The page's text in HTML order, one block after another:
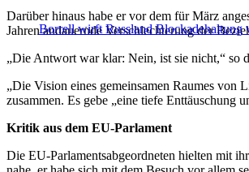
Borrell wirft Russland Blockadehaltung
Darüber hinaus habe er vor dem für März
Jahren andauernde Verschlechterung der
„Die Antwort war klar: Nein, ist sie nicht,“ so
„Die Vision eines gemeinsamen Raumes
zusammen. Es gebe „eine tiefe Enttäuschung
Kritik aus dem EU-Parlament
Die EU-Parlamentsabgeordneten hielten mit